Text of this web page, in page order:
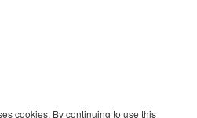
cookies. By continuing to use this